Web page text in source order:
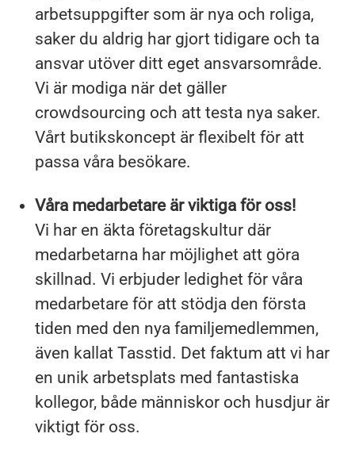
arbetsuppgifter som är nya och roliga,
saker du aldrig har gjort tidigare och ta
ansvar utöver ditt eget ansvarsområde.
Vi är modiga när det gäller
crowdsourcing och att testa nya saker.
Vårt butikskoncept är flexibelt för att
passa våra besökare.
Våra medarbetare är viktiga för oss!
Vi har en äkta företagskultur där
medarbetarna har möjlighet att göra
skillnad. Vi erbjuder ledighet för våra
medarbetare för att stödja den första
tiden med den nya familjemedlemmen,
även kallat Tasstid. Det faktum att vi har
en unik arbetsplats med fantastiska
kollegor, både människor och husdjur är
viktigt för oss.